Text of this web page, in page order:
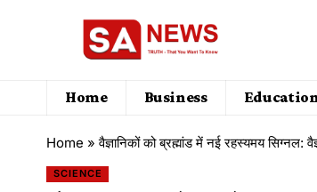
Home Business
Home »वैज्ञानिकों को ब्रह्मांड में नई रहस्यमय सिग्नल:
SCIENCE